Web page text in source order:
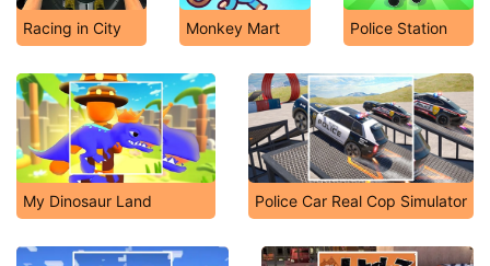
Racing in City Monkey Mart Police Station
My Dinosaur Land Police Car Real Cop Simulator